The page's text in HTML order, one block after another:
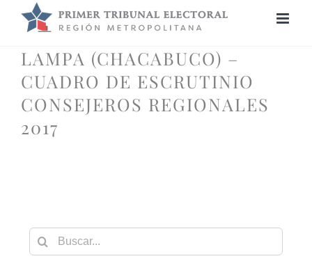
LAMPA (CHACABUCO) –
CUADRO DE ESCRUTINIO
CONSEJEROS REGIONALES
2017
Buscar: